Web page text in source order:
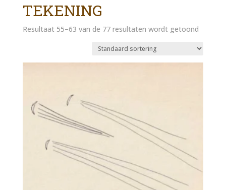
TEKENING
Resultaat 55–63 van de 77 resultaten wordt getoond